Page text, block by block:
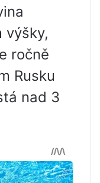
výšky,
ročně
Rusku
nad 3